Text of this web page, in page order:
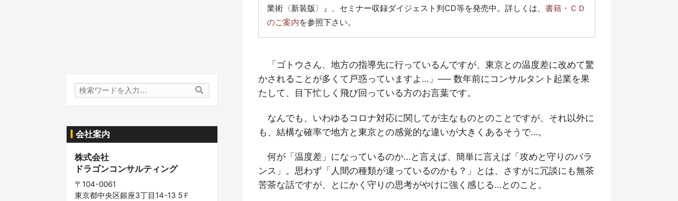
業術〈新装版〉』、セミナー収録ダイジェスト判CD等を発売中。詳しくは、 書籍・ＣＤ
のご案内を参照下さい。
「ゴトウさん、地方の指導先に行っているんですが、東京との温度差に改めて驚
かされることが多くて戸惑っていますよ…」── 数年前にコンサルタント起業を果
たして、目下忙しく飛び回っている方のお言葉です。
なんでも、いわゆるコロナ対応に関してが主なものとのことですが、それ以外に
も、結構な確率で地方と東京との感覚的な違いが大きくあるそうで…。
何が「温度差」になっているのか…と言えば、簡単に言えば「攻めと守りのバラ
ンス」。思わず「人間の種類が違っているのかも？」とは、さすがに冗談にも無茶
苦茶な話ですが、とにかく守りの思考がやけに強く感じる…とのこと。
検
索
会社案内
株式会社
ドラゴンコンサルティング
〒104-0061
東京都中央区銀座3丁目14-13 5Ｆ